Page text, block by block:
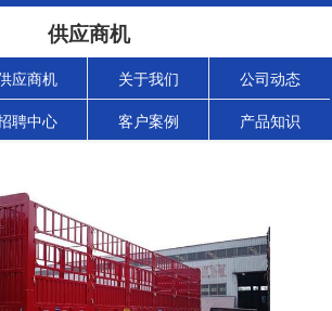
供应商机
应商机 关于我们 公司动态
聘中心 客户案例 产品知识